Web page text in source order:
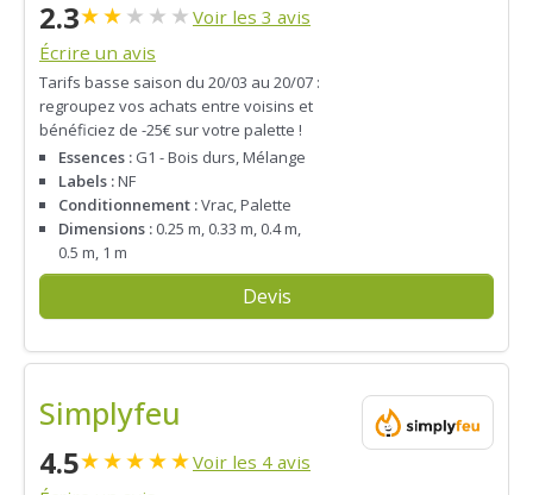
2.3★★★ ★ ★ Voir les 3 avis
Écrire un avis
Tarifs basse saison du 20/03 au 20/07 :
regroupez vos achats entre voisins et
bénéficiez de -25€ sur votre palette !
Essences : G1 - Bois durs, Mélange
Labels :NF
Conditionnement :Vrac, Palette
Dimensions : 0.25 m, 0.33 m, 0.4 m,
0.5 m, 1 m
Devis
Simplyfeu
4.5★★★★★Voir les 4 avis